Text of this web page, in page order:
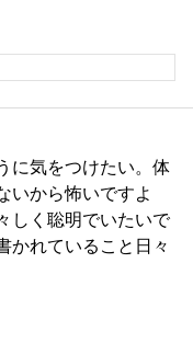
に気をつけたい。体
いから怖いですよ
しく聡明でいたいで
かれていること日々